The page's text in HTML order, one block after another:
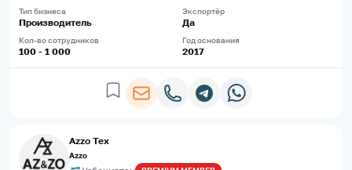
Тип бизнеса
Производитель
Экспортёр
Да
Кол-во сотрудников
100 - 1 000
Год основания
2017
Azzo Tex
Azzo